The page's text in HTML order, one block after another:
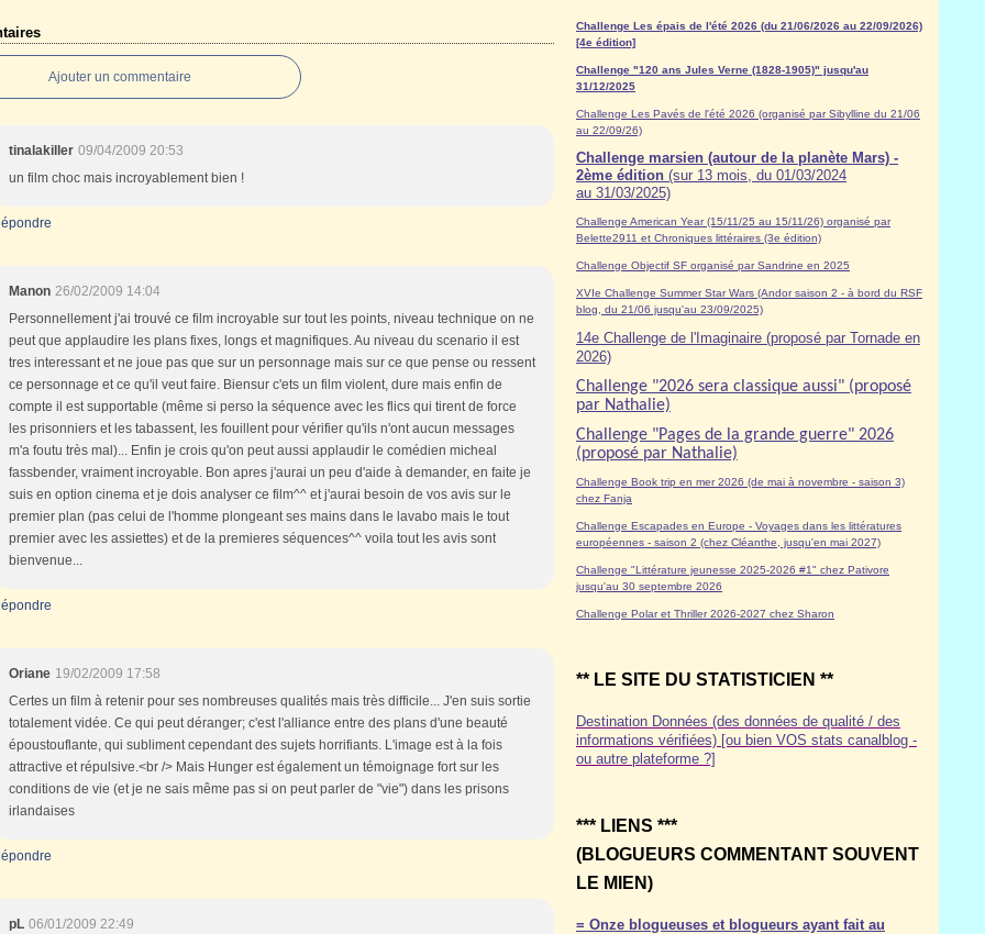
Ajouter un commentaire
tinalakiller 09/04/2009 20:53
un film choc mais incroyablement bien !
Manon 26/02/2009 14:04
Personnellement j'ai trouvé ce film incroyable sur tout les points, niveau technique on ne
peut que applaudire les plans fixes, longs et magnifiques. Au niveau du scenario il est
tres interessant et ne joue pas que sur un personnage mais sur ce que pense ou ressent
ce personnage et ce qu'il veut faire. Biensur c'ets un film violent, dure mais enfin de
compte il est supportable (même si perso la séquence avec les flics qui tirent de force
les prisonniers et les tabassent, les fouillent pour vérifier qu'ils n'ont aucun messages
m'a foutu très mal)... Enfin je crois qu'on peut aussi applaudir le comédien micheal
fassbender, vraiment incroyable. Bon apres j'aurai un peu d'aide à demander, en faite je
suis en option cinema et je dois analyser ce film^^ et j'aurai besoin de vos avis sur le
premier plan (pas celui de l'homme plongeant ses mains dans le lavabo mais le tout
premier avec les assiettes) et de la premieres séquences^^ voila tout les avis sont
bienvenue...
Oriane 19/02/2009 17:58
Certes un film à retenir pour ses nombreuses qualités mais très difficile... J'en suis sortie
totalement vidée. Ce qui peut déranger; c'est l'alliance entre des plans d'une beauté
époustouflante, qui subliment cependant des sujets horrifiants. L'image est à la fois
attractive et répulsive.<br /> Mais Hunger est également un témoignage fort sur les
conditions de vie (et je ne sais même pas si on peut parler de "vie") dans les prisons
irlandaises
pL 06/01/2009 22:49
Challenge Les épais de l'été 2026 (du 21/06/2026 au 22/09/2026)
[4e édition]
Challenge "120 ans Jules Verne (1828-1905)" jusqu'au
31/12/2025
Challenge Les Pavés de l'été 2026 (organisé par Sibylline du 21/06
au 22/09/26)
Challenge marsien (autour de la planète Mars) -
2ème édition (sur 13 mois, du 01/03/2024
au 31/03/2025)
Challenge American Year (15/11/25 au 15/11/26) organisé par
Belette2911 et Chroniques littéraires (3e édition)
Challenge Objectif SF organisé par Sandrine en 2025
XVIe Challenge Summer Star Wars (Andor saison 2 - à bord du RSF
blog, du 21/06 jusqu'au 23/09/2025)
14e Challenge de l'Imaginaire (proposé par Tornade en
2026)
Challenge "2026 sera classique aussi" (proposé
par Nathalie)
Challenge "Pages de la grande guerre" 2026
(proposé par Nathalie)
Challenge Book trip en mer 2026 (de mai à novembre - saison 3)
chez Fanja
Challenge Escapades en Europe - Voyages dans les littératures
européennes - saison 2 (chez Cléanthe, jusqu'en mai 2027)
Challenge "Littérature jeunesse 2025-2026 #1" chez Pativore
jusqu'au 30 septembre 2026
Challenge Polar et Thriller 2026-2027 chez Sharon
** LE SITE DU STATISTICIEN **
Destination Données (des données de qualité / des
informations vérifiées) [ou bien VOS stats canalblog -
ou autre plateforme ?]
*** LIENS ***
(BLOGUEURS COMMENTANT SOUVENT
LE MIEN)
= Onze blogueuses et blogueurs ayant fait au